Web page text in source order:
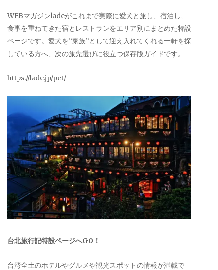
WEBマガジンladeがこれまで実際に愛犬と旅し、宿泊し、
食事を重ねてきた宿とレストランをエリア別にまとめた特設
ページです。愛犬を“家族”として迎え入れてくれる一軒を探
している方へ、次の旅先選びに役立つ保存版ガイドです。
https://lade.jp/pet/
台北旅行記特設ページへGO！
台湾全土のホテルやグルメや観光スポットの情報が満載で